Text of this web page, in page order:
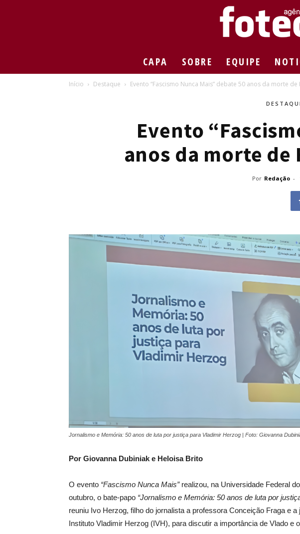
CAPA SOBRE EQUIPE
Início Destaque Evento “Fascismo Nunca Mais” debate 50 anos da morte de
Evento
anos da morte de
Por Redação -
Jornalismo e Memória: 50 anos de luta por justiça para Vladimir Herzog | Foto: Giovanna
Por Giovanna Dubiniak e Heloisa Brito
O evento “Fascismo Nunca Mais”realizou, na Universidade Federal
outubro, o bate-papo “Jornalismo e Memória: 50 anos de luta por
reuniu Ivo Herzog, filho do jornalista a professora Conceição Fraga e
Instituto Vladimir Herzog (IVH), para discutir a importância de Vlado e